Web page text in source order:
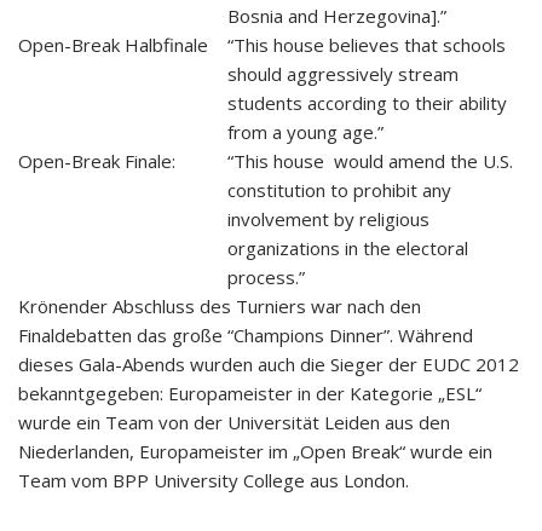
Bosnia and Herzegovina].”
Open-Break Halbfinale
“This house believes that schools
should aggressively stream
students according to their ability
from a young age.”
Open-Break Finale:
“This house would amend the U.S.
constitution to prohibit any
involvement by religious
organizations in the electoral
process.”
Krönender Abschluss des Turniers war nach den
Finaldebatten das große “Champions Dinner”. Während
dieses Gala-Abends wurden auch die Sieger der EUDC 2012
bekanntgegeben: Europameister in der Kategorie „ESL“
wurde ein Team von der Universität Leiden aus den
Niederlanden, Europameister im „Open Break“ wurde ein
Team vom BPP University College aus London.